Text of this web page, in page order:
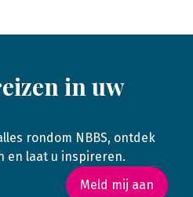
in uw
rondom NBBS, ontdek
en laat u inspireren.
Meld mij aan